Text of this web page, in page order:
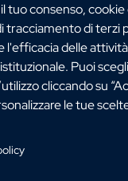
tuo consenso, cookie
tracciamento di terzi
l'efficacia delle
Puoi
cliccando su
le tue
25 - 89124 Reggio